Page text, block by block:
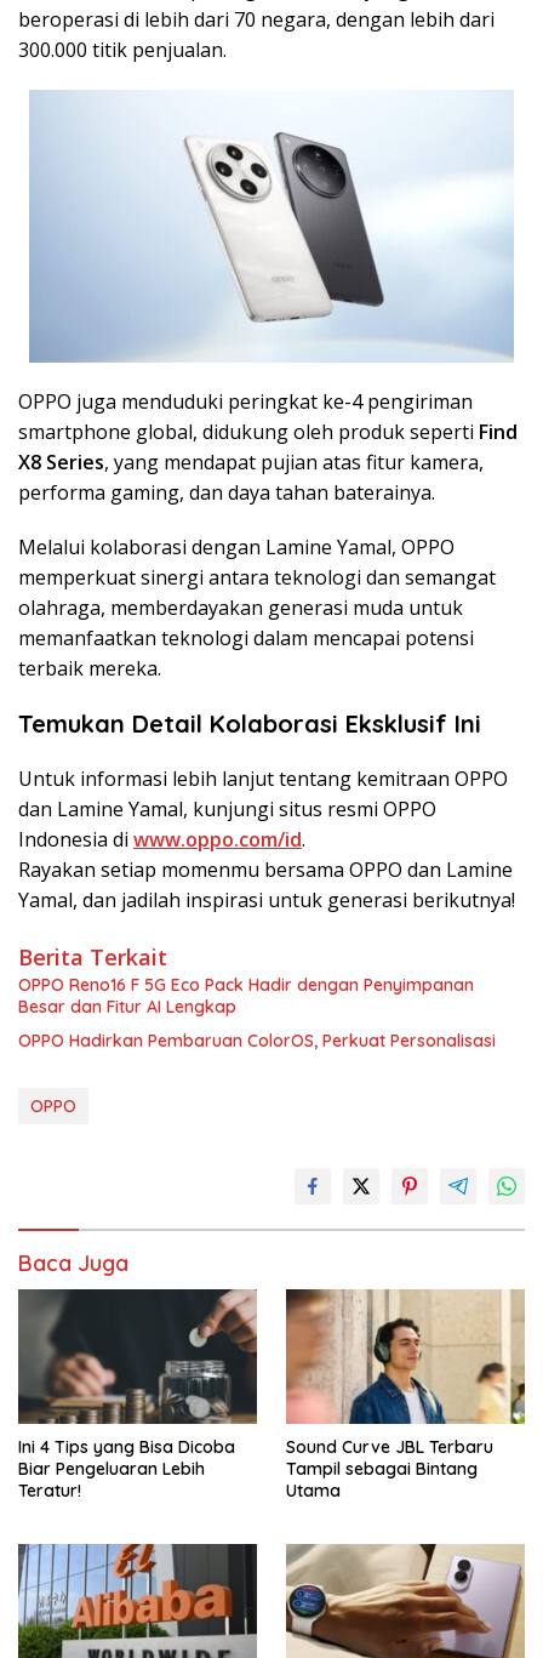
beroperasi di lebih dari 70 negara, dengan lebih dari
300.000 titik penjualan.
OPPO juga menduduki peringkat ke-4 pengiriman
smartphone global, didukung oleh produk seperti Find
X8 Series, yang mendapat pujian atas fitur kamera,
performa gaming, dan daya tahan baterainya.
Melalui kolaborasi dengan Lamine Yamal, OPPO
memperkuat sinergi antara teknologi dan semangat
olahraga, memberdayakan generasi muda untuk
memanfaatkan teknologi dalam mencapai potensi
terbaik mereka.
Temukan Detail Kolaborasi Eksklusif Ini
Untuk informasi lebih lanjut tentang kemitraan OPPO
dan Lamine Yamal, kunjungi situs resmi OPPO
Indonesia di www.oppo.com/id.
Rayakan setiap momenmu bersama OPPO dan Lamine
Yamal, dan jadilah inspirasi untuk generasi berikutnya!
Berita Terkait
OPPO Reno16 F 5G Eco Pack Hadir dengan Penyimpanan
Besar dan Fitur AI Lengkap
OPPO Hadirkan Pembaruan ColorOS, Perkuat Personalisasi
OPPO
Baca Juga
Ini 4 Tips yang Bisa Dicoba
Biar Pengeluaran Lebih
Teratur!
Sound Curve JBL Terbaru
Tampil sebagai Bintang
Utama